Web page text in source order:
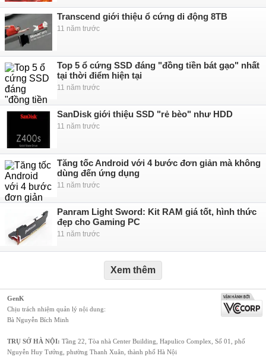
Transcend giới thiệu ổ cứng di động 8TB
11 năm trước
Top 5 ổ cứng SSD đáng "đồng tiền bát gạo" nhất
tại thời điểm hiện tại
11 năm trước
SanDisk giới thiệu SSD "rẻ bèo" như HDD
11 năm trước
Tăng tốc Android với 4 bước đơn giản mà không
dùng đến ứng dụng
11 năm trước
Panram Light Sword: Kit RAM giá tốt, hình thức
đẹp cho Gaming PC
11 năm trước
Xem thêm
GenK
Chịu trách nhiệm quản lý nội dung:
Bà Nguyễn Bích Minh
TRỤ SỞ HÀ NỘI: Tầng 22, Tòa nhà Center Building, Hapulico Complex, Số 01, phố
Nguyễn Huy Tưởng, phường Thanh Xuân, thành phố Hà Nội